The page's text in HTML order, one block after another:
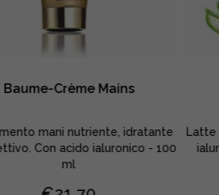
Baume-Crème Mains
mani nutriente, idratante
Con acido ialuronico - 100
ml